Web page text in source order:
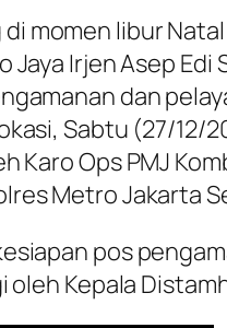
momen libur
Jaya Irjen Asep
dan
Sabtu (27/12/
Karo Ops PMJ
Metro Jakarta
pos
Kepala